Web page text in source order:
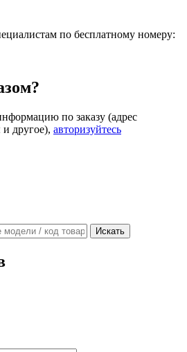
по бесплатному номеру:
по заказу (адрес
и другое), авторизуйтесь
Искать